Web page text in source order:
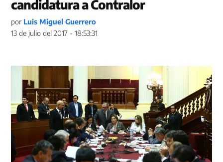
candidatura a Contralor
por Luis Miguel Guerrero
13 de julio del 2017 - 18:53:31